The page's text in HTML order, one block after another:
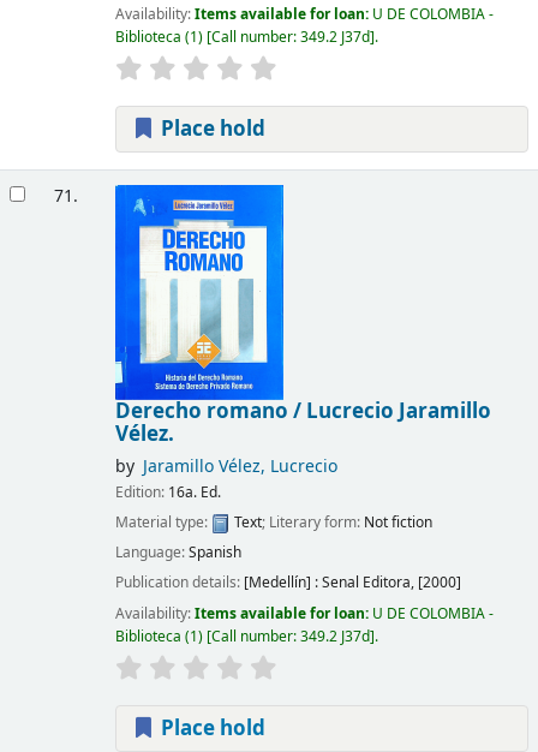
Availability:Items available for loan: U DE COLOMBIA -
Biblioteca (1) Call number:349.2 J37d .
Place hold
71.
Derecho romano / Lucrecio Jaramillo
Vélez.
by Jaramillo Vélez, Lucrecio
Edition: 16a. Ed.
Material type:
Text; Literary form: Not fiction
Language:Spanish
Publication details: [Medellín] :Senal Editora, [2000]
Availability:Items available for loan: U DE COLOMBIA -
Biblioteca (1) Call number:349.2 J37d .
Place hold